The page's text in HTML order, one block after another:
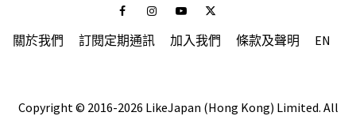
FacebookInstagramYoutubeTwitter
關於我們 訂閱定期通訊 加入我們 條款及聲明 EN
Copyright © 2016-2026 LikeJapan (Hong Kong) Limited. All